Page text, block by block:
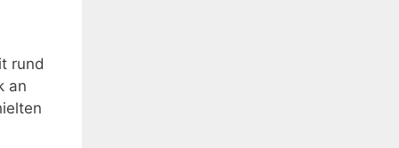
rund
an